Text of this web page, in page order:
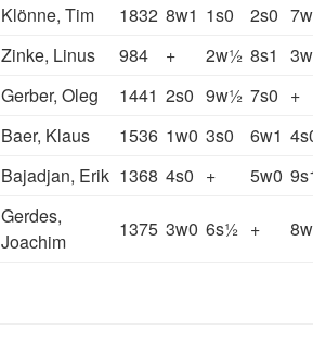
Klönne, Tim 1832 8w1 1s0 2s0
Zinke, Linus 984 + 2w½ 8s1
Gerber, Oleg 1441 2s0 9w½ 7s0 +
Baer, Klaus 1536 1w0 3s0 6w1
Bajadjan, Erik 1368 4s0 + 5w0
Gerdes,
Joachim
1375 3w0 6s½ +